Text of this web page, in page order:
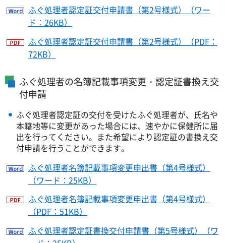
ふぐ処理者認定証交付申請書（第2号様式）（ワー
ド：26KB）
ふぐ処理者認定証交付申請書（第2号様式）（PDF：
72KB）
ふぐ処理者の名簿記載事項変更・認定証書換え交
付申請
ふぐ処理者認定証の交付を受けたふぐ処理者が、氏名や
本籍地等に変更があった場合には、速やかに保健所に届
出を行ってください。また希望により認定証の書換え交
付申請を行うことができます。
ふぐ処理者名簿記載事項変更申出書（第4号様式）
（ワード：25KB）
ふぐ処理者名簿記載事項変更申出書（第4号様式）
（PDF：51KB）
ふぐ処理者認定証書換交付申請書（第5号様式）（ワ